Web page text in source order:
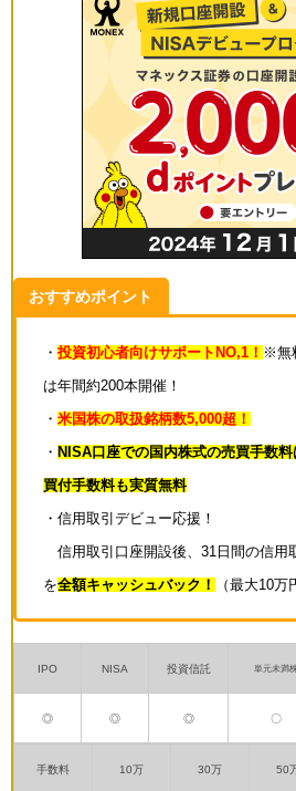
おすすめポイント
・ 投資初心者向けサポートNO,1！ ※無
は年間約200本開催！
・ 米国株の取扱銘柄数5,000超！
・ NISA口座での国内株式の売買手数
買付手数料も実質無料
・信用取引デビュー応援！
信用取引口座開設後、31日間の信用
を全額キャッシュバック！ （最大10万
IPO NISA 投資信託 単元未満
◎ ◎ ◎ 〇
手数料 10万 30万 50